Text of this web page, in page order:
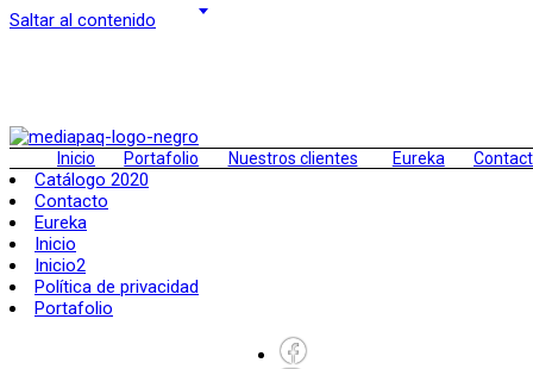
Saltar al contenido
Inicio Portafolio Nuestros clientes Eureka
Catálogo 2020
Contacto
Eureka
Inicio
Inicio2
Política de privacidad
Portafolio